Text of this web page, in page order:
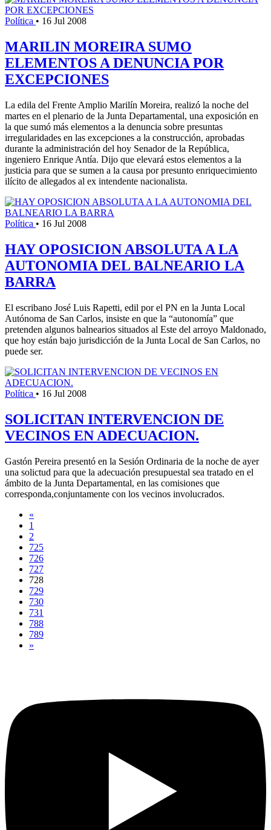
Política • 16 Jul 2008
MARILIN MOREIRA SUMO
ELEMENTOS A DENUNCIA POR
EXCEPCIONES
La edila del Frente Amplio Marilín Moreira, realizó la noche del
martes en el plenario de la Junta Departamental, una exposición en
la que sumó más elementos a la denuncia sobre presuntas
irregularidades en las excepciones a la construcción, aprobadas
durante la administración del hoy Senador de la República,
ingeniero Enrique Antía. Dijo que elevará estos elementos a la
justicia para que se sumen a la causa por presunto enriquecimiento
ilícito de allegados al ex intendente nacionalista.
Política • 16 Jul 2008
HAY OPOSICION ABSOLUTA A LA
AUTONOMIA DEL BALNEARIO LA
BARRA
El escribano José Luis Rapetti, edil por el PN en la Junta Local
Autónoma de San Carlos, insiste en que la “autonomía” que
pretenden algunos balnearios situados al Este del arroyo Maldonado,
que hoy están bajo jurisdicción de la Junta Local de San Carlos, no
puede ser.
Política • 16 Jul 2008
SOLICITAN INTERVENCION DE
VECINOS EN ADECUACION.
Gastón Pereira presentó en la Sesión Ordinaria de la noche de ayer
una solictud para que la adecuación presupuestal sea tratado en el
ámbito de la Junta Departamental, en las comisiones que
corresponda,conjuntamente con los vecinos involucrados.
«
1
2
725
726
727
728
729
730
731
788
789
»